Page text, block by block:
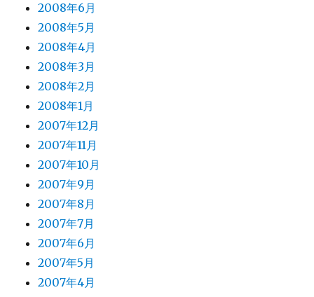
2008年6月
2008年5月
2008年4月
2008年3月
2008年2月
2008年1月
2007年12月
2007年11月
2007年10月
2007年9月
2007年8月
2007年7月
2007年6月
2007年5月
2007年4月